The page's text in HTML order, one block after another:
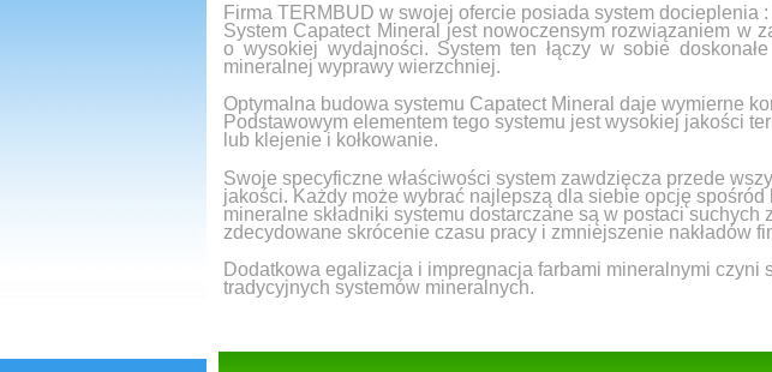
Firma TERMBUD w swojej ofercie posiada system docieplenia :
System Capatect Mineral jest nowoczensym rozwiązaniem w
o wysokiej wydajności. System ten łączy w sobie
mineralnej wyprawy wierzchniej.
Optymalna budowa systemu Capatect Mineral daje wymierne
Podstawowym elementem tego systemu jest wysokiej jakości
lub klejenie i kołkowanie.
Swoje specyficzne właściwości system zawdzięcza przede
jakości. Każdy może wybrać najlepszą dla siebie opcję
mineralne składniki systemu dostarczane są w postaci
zdecydowane skrócenie czasu pracy i zmniejszenie nakładów
Dodatkowa egalizacja i impregnacja farbami mineralnymi
tradycyjnych systemów mineralnych.